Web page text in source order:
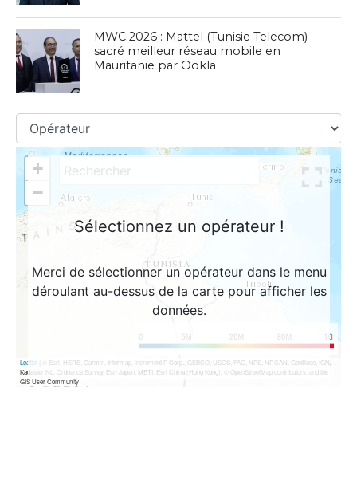
MWC 2026 : Mattel (Tunisie Telecom)
sacré meilleur réseau mobile en
Mauritanie par Ookla